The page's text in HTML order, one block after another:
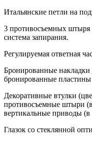
Итальянские петли на
3 противосъемных штыря
система запирания.
Регулируемая ответная
Бронированные
бронированные пластины
Декоративные втулки
противосъемные штыри
вертикальные приводы
Глазок со стеклянной